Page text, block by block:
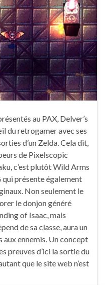
au PAX, Delver’s
du retrogamer avec ses
d’un Zelda. Cela dit,
de Pixelscopic
c’est plutôt Wild Arms
présente également
Non seulement le
le donjon généré
of Isaac, mais
de sa classe, aura un
ennemis. Un concept
preuves d’ici la sortie du
que le site web n’est